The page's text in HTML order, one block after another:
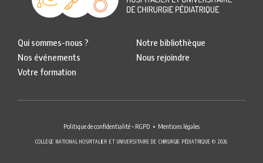
Qui sommes-nous ?
Nos événements
Votre formation
Notre bibliothèque
Nous rejoindre
Politique de confidentialité – RGPD Mentions légales
COLLÈGE NATIONAL HOSPITALIER ET UNIVERSITAIRE DE CHIRURGIE PÉDIATRIQUE © 2026